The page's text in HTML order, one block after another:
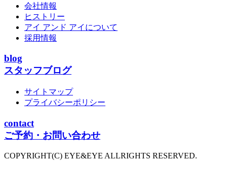
会社情報
ヒストリー
アイ アンド アイについて
採用情報
blog
スタッフブログ
サイトマップ
プライバシーポリシー
contact
ご予約・お問い合わせ
COPYRIGHT(C) EYE&EYE ALLRIGHTS RESERVED.